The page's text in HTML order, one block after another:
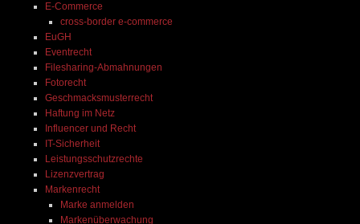
E-Commerce
cross-border e-commerce
EuGH
Eventrecht
Filesharing-Abmahnungen
Fotorecht
Geschmacksmusterrecht
Haftung im Netz
Influencer und Recht
IT-Sicherheit
Leistungsschutzrechte
Lizenzvertrag
Markenrecht
Marke anmelden
Markenüberwachung